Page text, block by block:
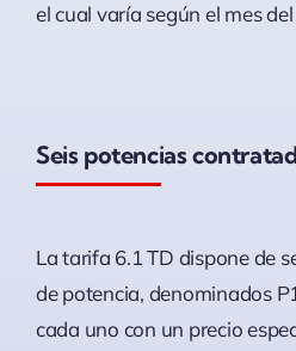
el cual varía según el mes
Seis potencias
La tarifa 6.1 TD dispone de
de potencia, denominados
cada uno con un precio